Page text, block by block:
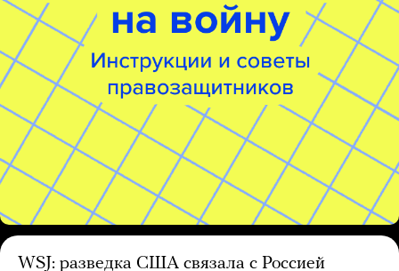
WSJ: разведка США связала с Россией